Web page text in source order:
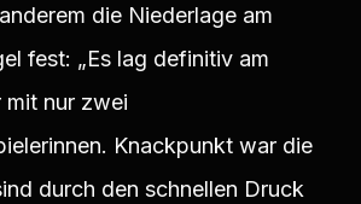
die Niederlage am
fest: „Es lag definitiv am
mit nur zwei
Knackpunkt war die
durch den schnellen Druck